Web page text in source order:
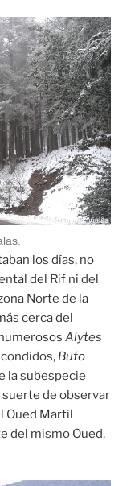
los días, no
del Rif ni del
Norte de la
cerca del
Alytes
Bufo
la subespecie
suerte de observar
Oued Martil
del mismo Oued,